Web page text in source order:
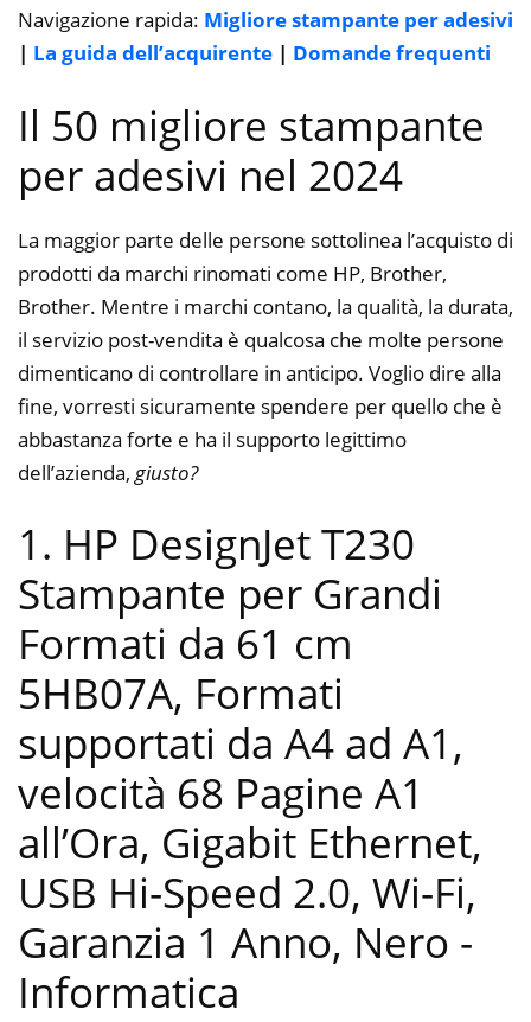
Navigazione rapida: Migliore stampante per adesivi
| La guida dell’acquirente | Domande frequenti
Il 50 migliore stampante
per adesivi nel 2024
La maggior parte delle persone sottolinea l’acquisto di
prodotti da marchi rinomati come HP, Brother,
Brother. Mentre i marchi contano, la qualità, la durata,
il servizio post-vendita è qualcosa che molte persone
dimenticano di controllare in anticipo. Voglio dire alla
fine, vorresti sicuramente spendere per quello che è
abbastanza forte e ha il supporto legittimo
dell’azienda, giusto?
1. HP DesignJet T230
Stampante per Grandi
Formati da 61 cm
5HB07A, Formati
supportati da A4 ad A1,
velocità 68 Pagine A1
all’Ora, Gigabit Ethernet,
USB Hi-Speed 2.0, Wi-Fi,
Garanzia 1 Anno, Nero -
Informatica